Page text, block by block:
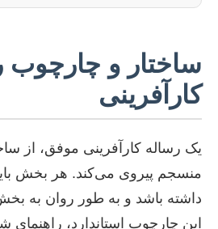
ساختار و چارچوب
کارآفرینی
یک رساله کارآفرینی موفق، از
منسجم پیروی می‌کند. هر بخش
داشته باشد و به طور روان به
این چارچوب استاندارد، راهنمای